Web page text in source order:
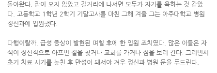
돌아왔다. 잠이 오지 않았고 길거리에 나서면 모두가 자기를 욕하는 것 같았
다. 고등학교 1학년 2학기 기말고사를 마친 그해 겨울 그는 아주대학교 병원
정신과에 입원했다.
다행이랄까. 급성 증상이 발현된 며칠 후에 한 입원 조치였다. 많은 이들은 자
식이 정신적으로 아프면 절을 찾거나 교회를 가거나 점을 보러 간다. 그러면서
초기 치료 시기를 놓친 후 만성이 돼서야 겨우 정신과 병원 문을 두드린다.